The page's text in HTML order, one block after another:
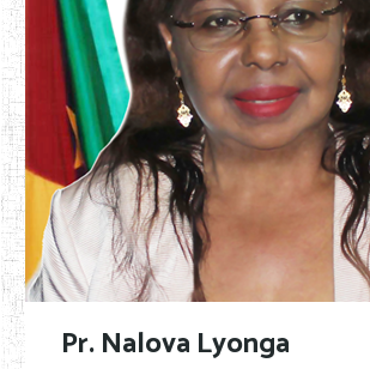
Pr. Nalova Lyonga